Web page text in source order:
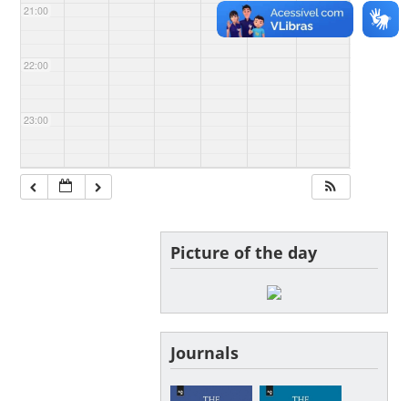
21:00
22:00
23:00
Picture of the day
Journals